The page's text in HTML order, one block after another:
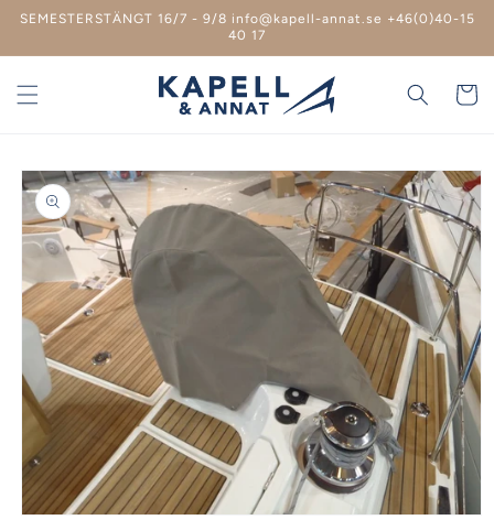
vidare
innehåll
SEMESTERSTÄNGT 16/7 - 9/8 info@kapell-annat.se +46(0)40-15
40 17
vidare till